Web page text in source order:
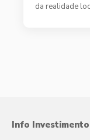
da realidade
Info Investimento